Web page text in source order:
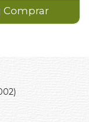
Comprar